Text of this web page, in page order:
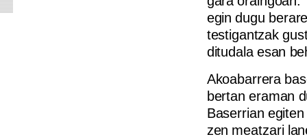
egin dugu
testigantzak
ditudala esan
Akoabarrera
bertan eraman
Baserrian
zen meatzari